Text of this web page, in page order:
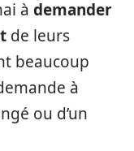
à demander
de leurs
beaucoup
à
ou d’un